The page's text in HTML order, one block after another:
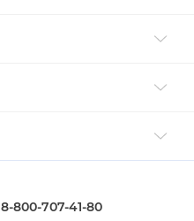
8-800-707-41-80